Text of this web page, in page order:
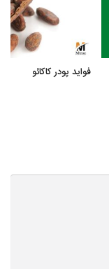
فواید پودر کاکائو